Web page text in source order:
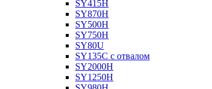
SY415H
SY870H
SY500H
SY750H
SY80U
SY135C с отвалом
SY2000H
SY1250H